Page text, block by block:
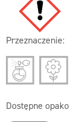
Przeznaczenie:
Dostępne